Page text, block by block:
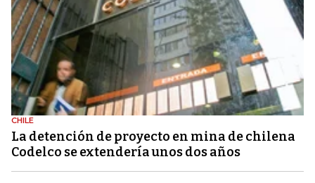
CHILE
La detención de proyecto en mina de chilena
Codelco se extendería unos dos años